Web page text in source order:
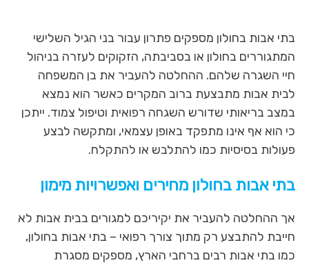
להפעלת
הפונקציות
השונות
לחץ
אנטר
למעבר
לאיזור
הבא
טאב
כדי
להיכנס
לאיזור
טאב
כדי
לאיזור
אודותינו
צרו קשר
כדי
לאיזור
בתי אבות בחולון מספקים פתרון עבור בני הגיל השלישי
המתגוררים בחולון או בסביבתה, הזקוקים לעזרה בניהול
חיי השגרה שלהם. ההחלטה להעביר את בן המשפחה
לבית אבות מתבצעת ברוב המקרים כאשר הוא נמצא
במצב בריאותי שדורש השגחה רפואית וטיפול צמוד. ייתכן
כי הוא אף אינו מתפקד באופן עצמאי, ומתקשה לבצע
פעולות בסיסיות כמו להתלבש או להתקלח.
בתי אבות בחולון מחירים ואפשרויות מימון
אך ההחלטה להעביר את יקיריכם למגורים בבית אבות לא
חייבת להתבצע רק מתוך צורך רפואי – בתי אבות בחולון,
כמו בתי אבות רבים ברחבי הארץ, מספקים מסגרת